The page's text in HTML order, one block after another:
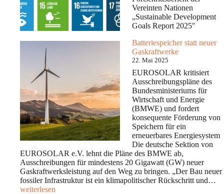
Vereinten Nationen
„Sustainable Development
Goals Report 2025″
Batteriespeicher statt neuer
Gaskraftwerke
22. Mai 2025
EUROSOLAR kritisiert
Ausschreibungspläne des
Bundesministeriums für
Wirtschaft und Energie
(BMWE) und fordert
konsequente Förderung von
Speichern für ein
erneuerbares Energiesystem
Die deutsche Sektion von
EUROSOLAR e.V. lehnt die Pläne des BMWE ab,
Ausschreibungen für mindestens 20 Gigawatt (GW) neuer
Gaskraftwerksleistung auf den Weg zu bringen. „Der Bau neuer
fossiler Infrastruktur ist ein klimapolitischer Rückschritt und…
weiterlesen